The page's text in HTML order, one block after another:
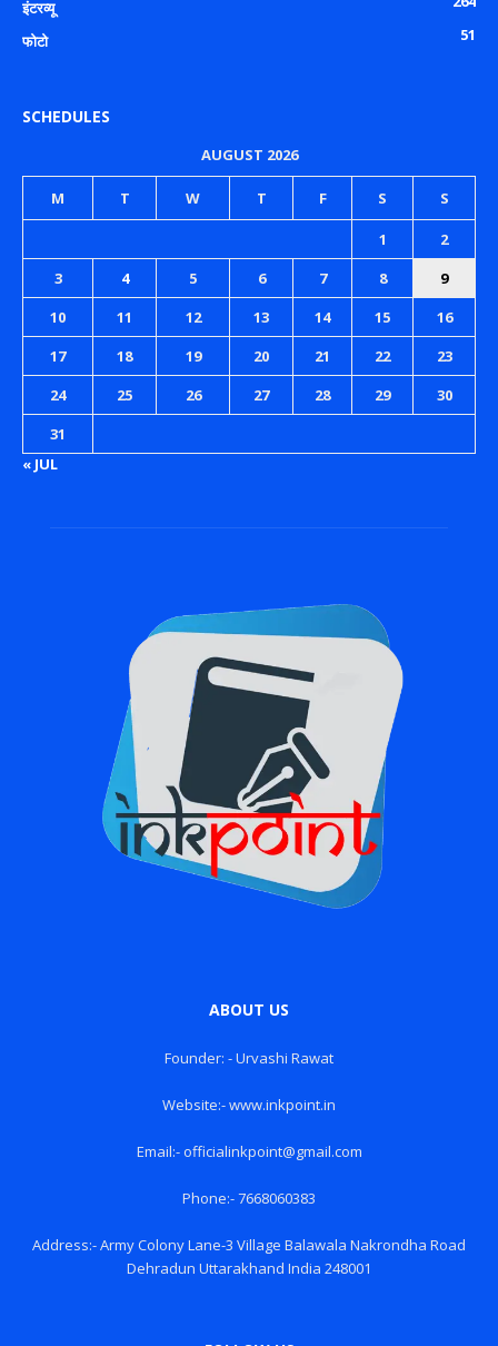
इंटरव्यू
फोटो
51
SCHEDULES
AUGUST 2026
M T W T F S S
1
2
3
4 5 6 7 8
9
10
11 12 13 14 15
16
17
18 19 20 21 22
23
24
25 26 27 28 29
30
31
« JUL
ABOUT US
Founder: - Urvashi Rawat
Website:- www.inkpoint.in
Email:- officialinkpoint@gmail.com
Phone:- 7668060383
Address:- Army Colony Lane-3 Village Balawala Nakrondha Road
Dehradun Uttarakhand India 248001